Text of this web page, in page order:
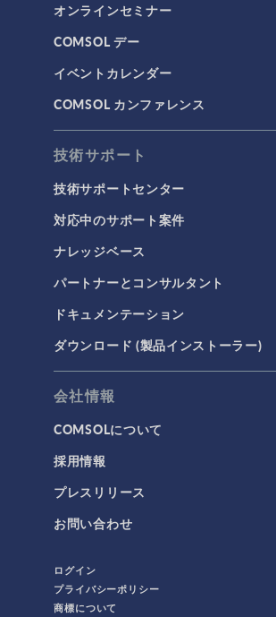
オンラインセミナー
COMSOL デー
イベントカレンダー
COMSOL カンファレンス
技術サポート
技術サポートセンター
対応中のサポート案件
ナレッジベース
パートナーとコンサルタント
ドキュメンテーション
ダウンロード (製品インストーラー)
会社情報
COMSOLについて
採用情報
プレスリリース
お問い合わせ
ログイン
プライバシーポリシー
商標について